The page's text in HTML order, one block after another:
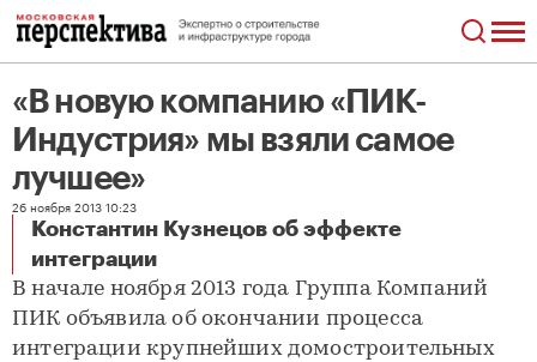
«В новую компанию «ПИК-
Индустрия» мы взяли самое
лучшее»
26 ноября 2013 10:23
Константин Кузнецов об эффекте
интеграции
В начале ноября 2013 года Группа Компаний
ПИК объявила об окончании процесса
интеграции крупнейших домостроительных